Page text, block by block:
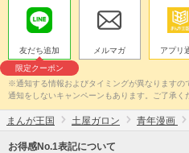
友だち追加
限定クーポン
メルマガ アプリ
※通知する情報およびタイミングが異なります
通知をしないキャンペーンもあります。ご了承く
まんが王国 土屋ガロン 青年漫画
お得感No.1表記について